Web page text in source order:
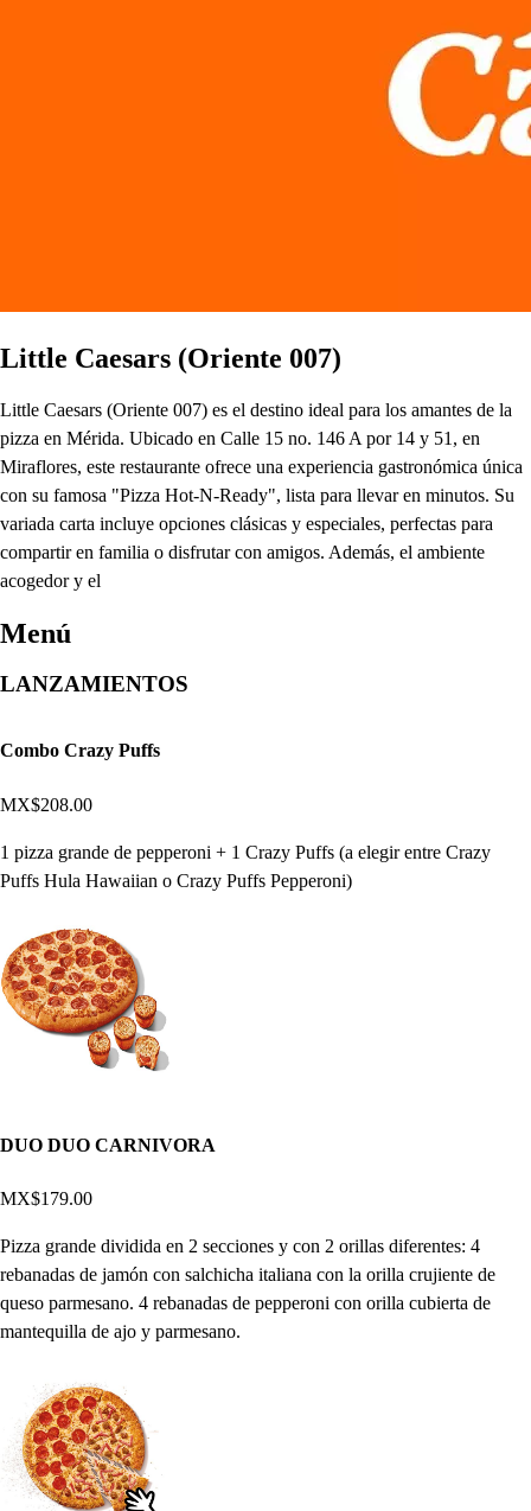
Little Caesars (Oriente 007)
Little Caesars (Oriente 007) es el destino ideal para los amantes de la
pizza en Mérida. Ubicado en Calle 15 no. 146 A por 14 y 51, en
Miraflores, este restaurante ofrece una experiencia gastronómica única
con su famosa "Pizza Hot-N-Ready", lista para llevar en minutos. Su
variada carta incluye opciones clásicas y especiales, perfectas para
compartir en familia o disfrutar con amigos. Además, el ambiente
acogedor y el
Menú
LANZAMIENTOS
Combo Crazy Puffs
MX$208.00
1 pizza grande de pepperoni + 1 Crazy Puffs (a elegir entre Crazy
Puffs Hula Hawaiian o Crazy Puffs Pepperoni)
DUO DUO CARNIVORA
MX$179.00
Pizza grande dividida en 2 secciones y con 2 orillas diferentes: 4
rebanadas de jamón con salchicha italiana con la orilla crujiente de
queso parmesano. 4 rebanadas de pepperoni con orilla cubierta de
mantequilla de ajo y parmesano.